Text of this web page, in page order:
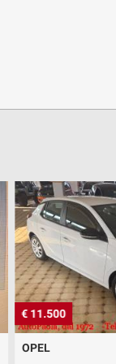
€ 11.500
OPEL